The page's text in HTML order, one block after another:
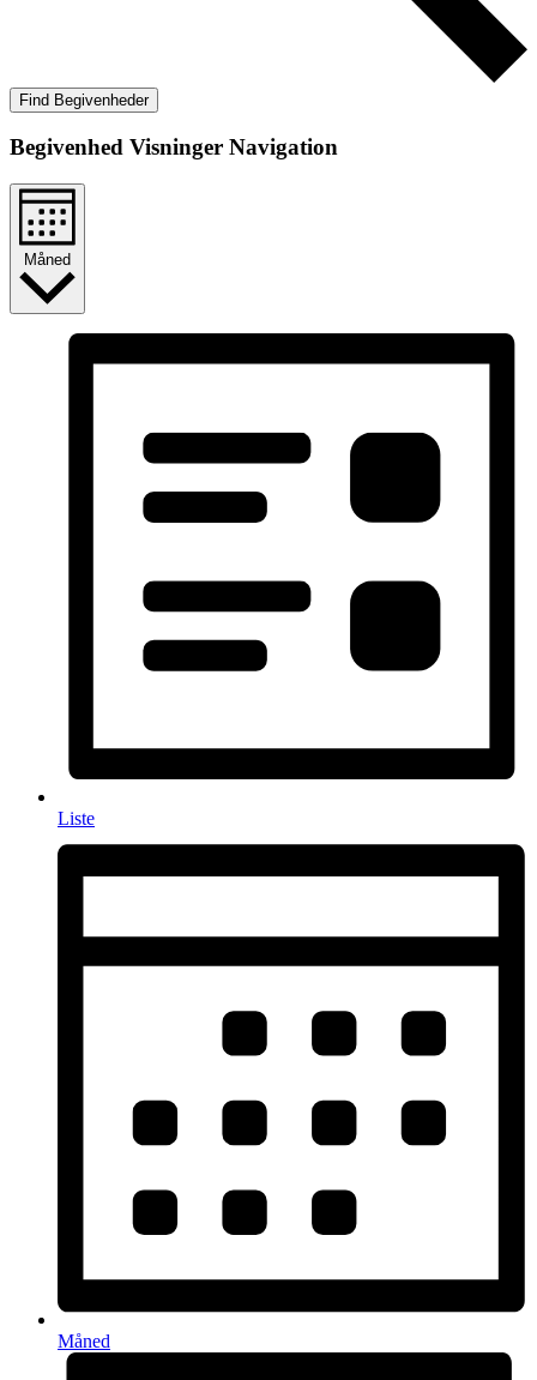
Find Begivenheder
Begivenhed Visninger Navigation
Måned
Liste
Måned